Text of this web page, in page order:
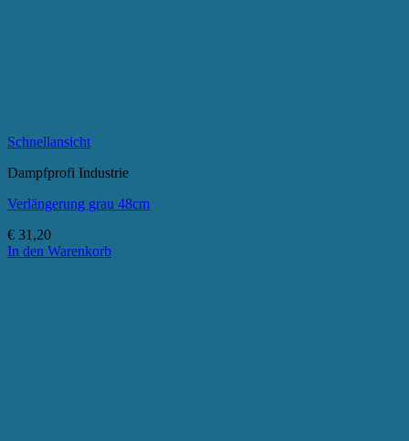
Schnellansicht
Dampfprofi Industrie
Verlängerung grau 48cm
€ 31,20
In den Warenkorb